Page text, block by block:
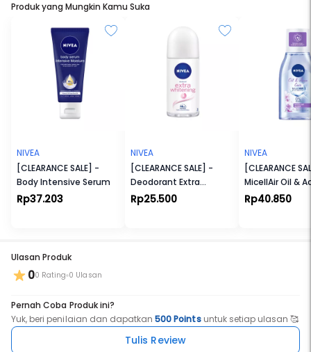
membuat kulit terlihat bercahaya dan kenyal dalam 7 hari*
3. UV Filter untuk melindungi kulit dari efek negatif sinar matahari
Produk yang Mungkin Kamu Suka
NIVEA
[CLEARANCE SALE] -
Body Intensive Serum
Rp37.203
NIVEA
[CLEARANCE SALE] -
Deodorant Extra
Whitening Roll-On
Rp25.500
NIVEA
[CLEARANCE
MicellAir Oil &
Rp40.850
Ulasan Produk
00 Rating 0 Ulasan
Pernah Coba Produk ini?
Yuk, beri penilaian dan dapatkan500 Pointsuntuk setiap ulasan 🥰
Tulis Review